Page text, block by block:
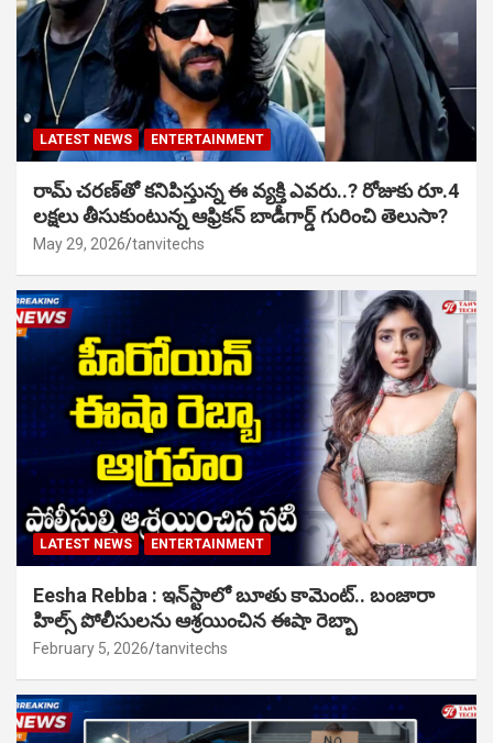
LATEST NEWS ENTERTAINMENT
రామ్ చరణ్‌తో కనిపిస్తున్న ఈ వ్యక్తి ఎవరు..? రోజుకు రూ.4
లక్షలు తీసుకుంటున్న ఆఫ్రికన్ బాడీగార్డ్ గురించి తెలుసా?
May 29, 2026 tanvitechs
LATEST NEWS ENTERTAINMENT
Eesha Rebba : ఇన్‌స్టాలో బూతు కామెంట్.. బంజారా
హిల్స్ పోలీసులను ఆశ్రయించిన ఈషా రెబ్బా
February 5, 2026 tanvitechs